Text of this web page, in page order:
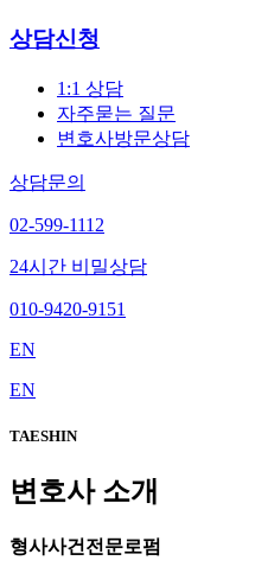
상담신청
1:1 상담
자주묻는 질문
변호사방문상담
상담문의
02-599-1112
24시간 비밀상담
010-9420-9151
EN
EN
TAESHIN
변호사 소개
형사사건전문로펌